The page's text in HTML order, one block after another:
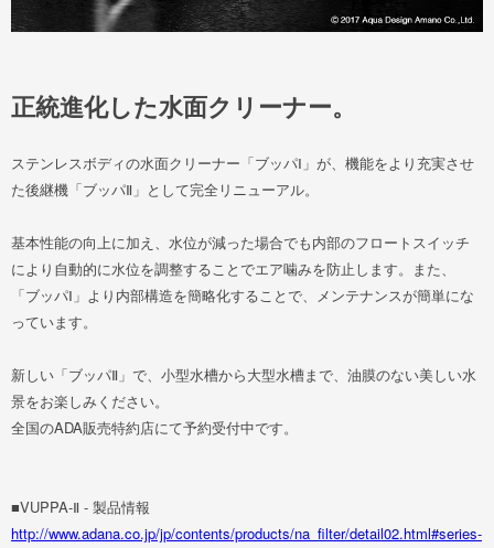
正統進化した水面クリーナー。
ステンレスボディの水面クリーナー「ブッパⅠ」が、機能をより充実させ
た後継機「ブッパⅡ」として完全リニューアル。
基本性能の向上に加え、水位が減った場合でも内部のフロートスイッチ
により自動的に水位を調整することでエア噛みを防止します。また、
「ブッパⅠ」より内部構造を簡略化することで、メンテナンスが簡単にな
っています。
新しい「ブッパⅡ」で、小型水槽から大型水槽まで、油膜のない美しい水
景をお楽しみください。
全国のADA販売特約店にて予約受付中です。
■VUPPA-Ⅱ - 製品情報
http://www.adana.co.jp/jp/contents/products/na_filter/detail02.html#series-